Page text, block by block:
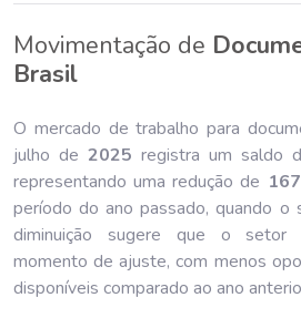
Movimentação de
Brasil
O mercado de trabalho para
julho de 2025 registra um saldo
representando uma redução de 167
período do ano passado, quando o
diminuição sugere que o setor
momento de ajuste, com menos
disponíveis comparado ao ano